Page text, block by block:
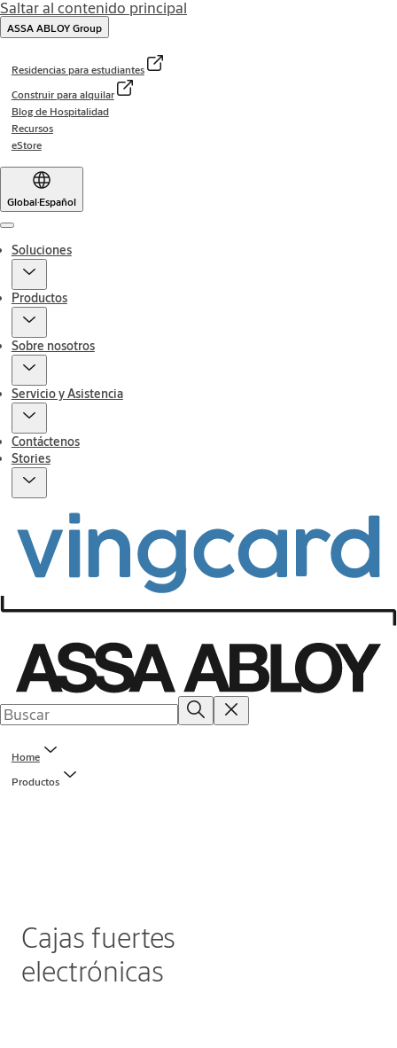
Saltar al contenido principal
ASSA ABLOY Group
Residencias para estudiantes
Construir para alquilar
Blog de Hospitalidad
Recursos
eStore
Global·Español
Menu
Soluciones
Productos
Sobre nosotros
Servicio y Asistencia
Contáctenos
Stories
Home
Productos
Cajas fuertes
electrónicas